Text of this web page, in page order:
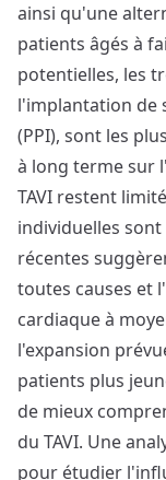
ainsi qu'une
patients âgés à
potentielles, les
l'implantation de
(PPI), sont les
à long terme sur
TAVI restent
individuelles
récentes
toutes causes et
cardiaque à
l'expansion
patients plus
de mieux
du TAVI. Une
pour étudier